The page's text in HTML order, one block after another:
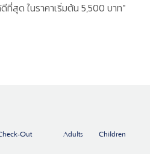
ที่สุด ในราคาเริ่มต้น 5,500 บาท"
Out Adults Children